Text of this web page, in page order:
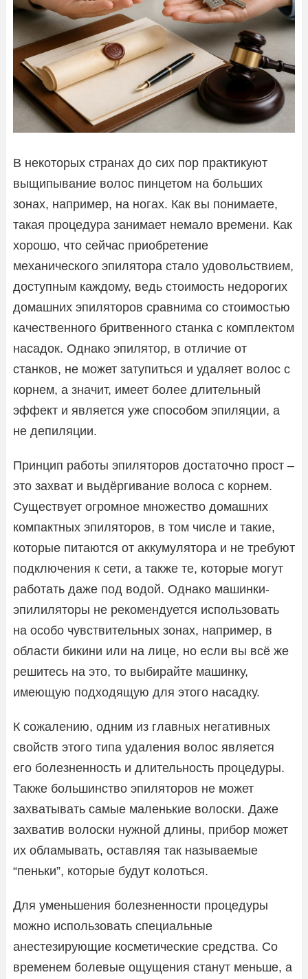
В некоторых странах до сих пор практикуют
выщипывание волос пинцетом на больших
зонах, например, на ногах. Как вы понимаете,
такая процедура занимает немало времени. Как
хорошо, что сейчас приобретение
механического эпилятора стало удовольствием,
доступным каждому, ведь стоимость недорогих
домашних эпиляторов сравнима со стоимостью
качественного бритвенного станка с комплектом
насадок. Однако эпилятор, в отличие от
станков, не может затупиться и удаляет волос с
корнем, а значит, имеет более длительный
эффект и является уже способом эпиляции, а
не депиляции.
Принцип работы эпиляторов достаточно прост –
это захват и выдёргивание волоса с корнем.
Существует огромное множество домашних
компактных эпиляторов, в том числе и такие,
которые питаются от аккумулятора и не требуют
подключения к сети, а также те, которые могут
работать даже под водой. Однако машинки-
эпилиляторы не рекомендуется использовать
на особо чувствительных зонах, например, в
области бикини или на лице, но если вы всё же
решитесь на это, то выбирайте машинку,
имеющую подходящую для этого насадку.
К сожалению, одним из главных негативных
свойств этого типа удаления волос является
его болезненность и длительность процедуры.
Также большинство эпиляторов не может
захватывать самые маленькие волоски. Даже
захватив волоски нужной длины, прибор может
их обламывать, оставляя так называемые
“пеньки”, которые будут колоться.
Для уменьшения болезненности процедуры
можно использовать специальные
анестезирующие косметические средства. Со
временем болевые ощущения станут меньше, а